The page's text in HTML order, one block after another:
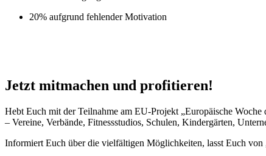
20% aufgrund fehlender Motivation
Jetzt mitmachen und profitieren!
Hebt Euch mit der Teilnahme am EU-Projekt „Europäische
– Vereine, Verbände, Fitnessstudios, Schulen, Kindergärten,
Informiert Euch über die vielfältigen Möglichkeiten, lasst Euch